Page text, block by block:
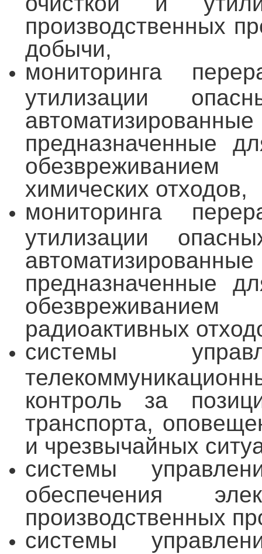
производственных
добычи,
мониторинга
утилизации
предназначенные
химических отходов,
мониторинга
утилизации
предназначенные
радиоактивных
системы
контроль за
транспорта,
и чрезвычайных
системы
обеспечения
производственных
системы